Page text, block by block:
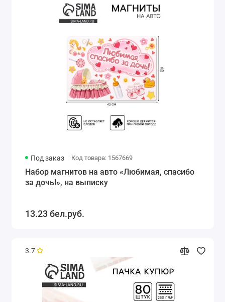
Под заказ Код товара: 1567669
Набор магнитов на авто «Любимая, спасибо
за дочь!», на выписку
13.23 бел.руб.
3.7